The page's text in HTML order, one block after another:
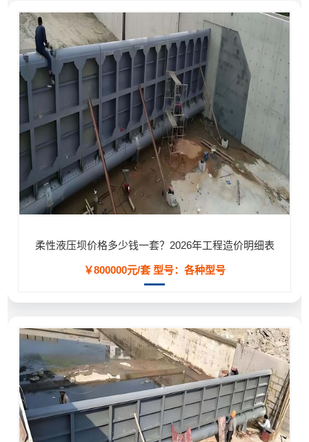
柔性液压坝价格多少钱一套？2026年工程造价明细表
￥800000元/套型号：各种型号